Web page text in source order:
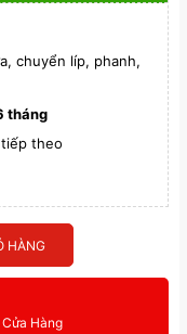
chuyển líp, phanh,
tháng
tiếp theo
HÀNG
Hàng